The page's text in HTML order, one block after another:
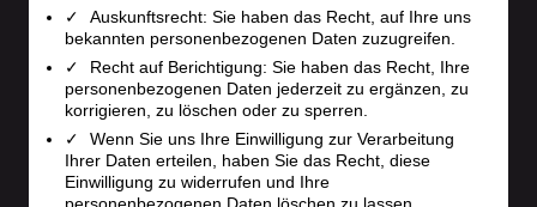
Auskunftsrecht: Sie haben das Recht, auf Ihre uns
bekannten personenbezogenen Daten zuzugreifen.
Recht auf Berichtigung: Sie haben das Recht, Ihre
personenbezogenen Daten jederzeit zu ergänzen, zu
korrigieren, zu löschen oder zu sperren.
Wenn Sie uns Ihre Einwilligung zur Verarbeitung
Ihrer Daten erteilen, haben Sie das Recht, diese
Einwilligung zu widerrufen und Ihre